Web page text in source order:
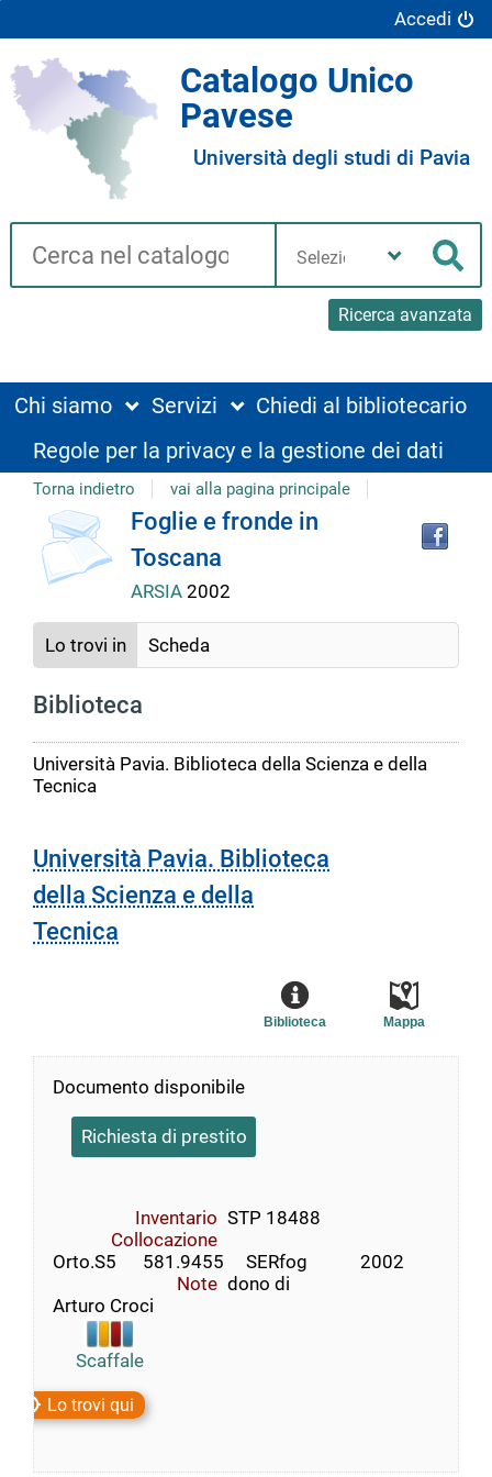
Accedi
Catalogo Unico
Pavese
Università degli studi di Pavia
Cerca su "Catalogo"
Ricerca avanzata
biblioteca
Chi siamo Servizi
Chiedi al bibliotecario
Regole per la privacy e la gestione dei dati
Torna indietro vai alla pagina principale
Dettaglio
del
documento
Foglie e fronde in
Toscana
ARSIA 2002
Lo trovi in Scheda
Biblioteca
Università Pavia. Biblioteca della Scienza e della
Tecnica
Università Pavia. Biblioteca
della Scienza e della
Tecnica
Mappa
Biblioteca
Documento disponibile
Richiesta di prestito
Inventario STP 18488
Collocazione
Orto.S5      581.9455     SERfog            2002
Note dono di
Arturo Croci
Scaffale
Lo trovi qui